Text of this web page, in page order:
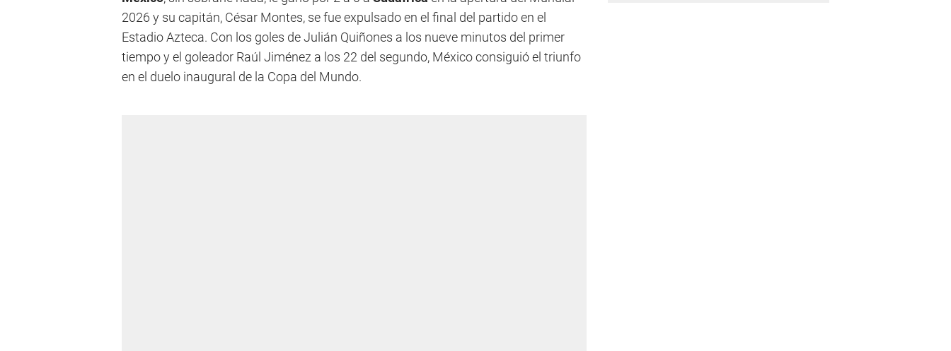
2026 y su capitán, César Montes, se fue expulsado en el final del partido en el
Estadio Azteca. Con los goles de Julián Quiñones a los nueve minutos del primer
tiempo y el goleador Raúl Jiménez a los 22 del segundo, México consiguió el triunfo
en el duelo inaugural de la Copa del Mundo.